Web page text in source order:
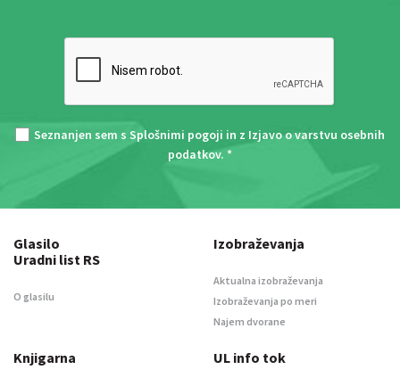
Seznanjen sem s Splošnimi pogoji in z Izjavo o varstvu osebnih
podatkov. *
Glasilo
Uradni list RS
O glasilu
Izobraževanja
Aktualna izobraževanja
Izobraževanja po meri
Najem dvorane
Knjigarna UL info tok